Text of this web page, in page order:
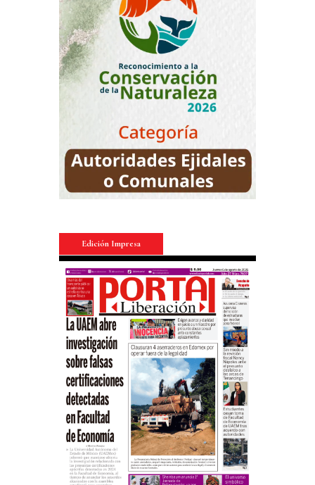
Edición Impresa